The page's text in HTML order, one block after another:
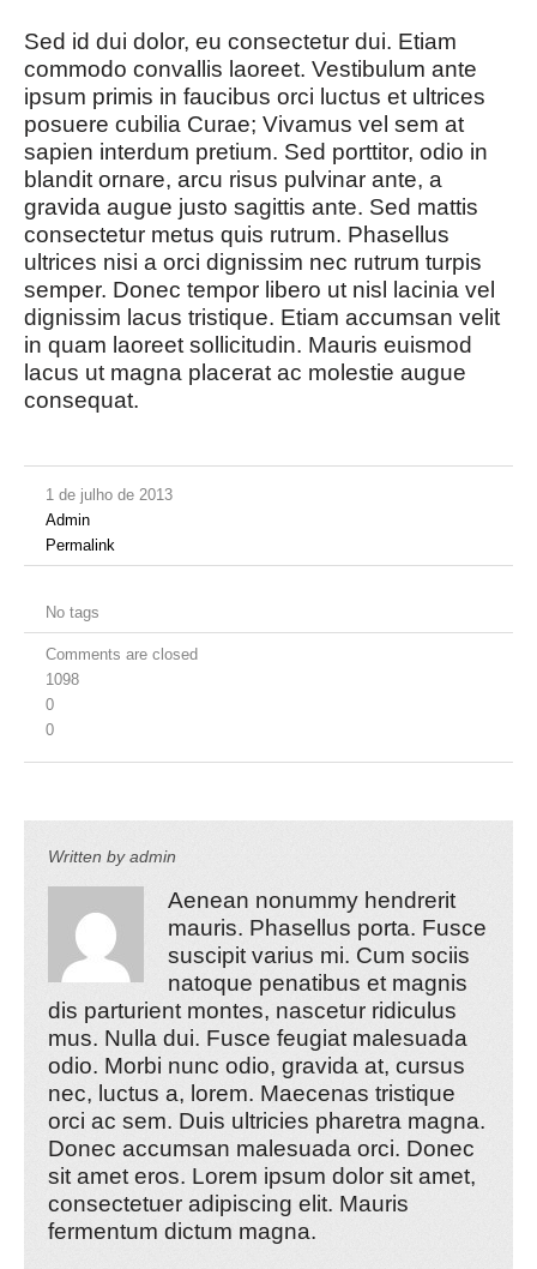
Sed id dui dolor, eu consectetur dui. Etiam
commodo convallis laoreet. Vestibulum ante
ipsum primis in faucibus orci luctus et ultrices
posuere cubilia Curae; Vivamus vel sem at
sapien interdum pretium. Sed porttitor, odio in
blandit ornare, arcu risus pulvinar ante, a
gravida augue justo sagittis ante. Sed mattis
consectetur metus quis rutrum. Phasellus
ultrices nisi a orci dignissim nec rutrum turpis
semper. Donec tempor libero ut nisl lacinia vel
dignissim lacus tristique. Etiam accumsan velit
in quam laoreet sollicitudin. Mauris euismod
lacus ut magna placerat ac molestie augue
consequat.
1 de julho de 2013
Admin
Permalink
No tags
Comments are closed
1098
0
0
Written byadmin
Aenean nonummy hendrerit
mauris. Phasellus porta. Fusce
suscipit varius mi. Cum sociis
natoque penatibus et magnis
dis parturient montes, nascetur ridiculus
mus. Nulla dui. Fusce feugiat malesuada
odio. Morbi nunc odio, gravida at, cursus
nec, luctus a, lorem. Maecenas tristique
orci ac sem. Duis ultricies pharetra magna.
Donec accumsan malesuada orci. Donec
sit amet eros. Lorem ipsum dolor sit amet,
consectetuer adipiscing elit. Mauris
fermentum dictum magna.